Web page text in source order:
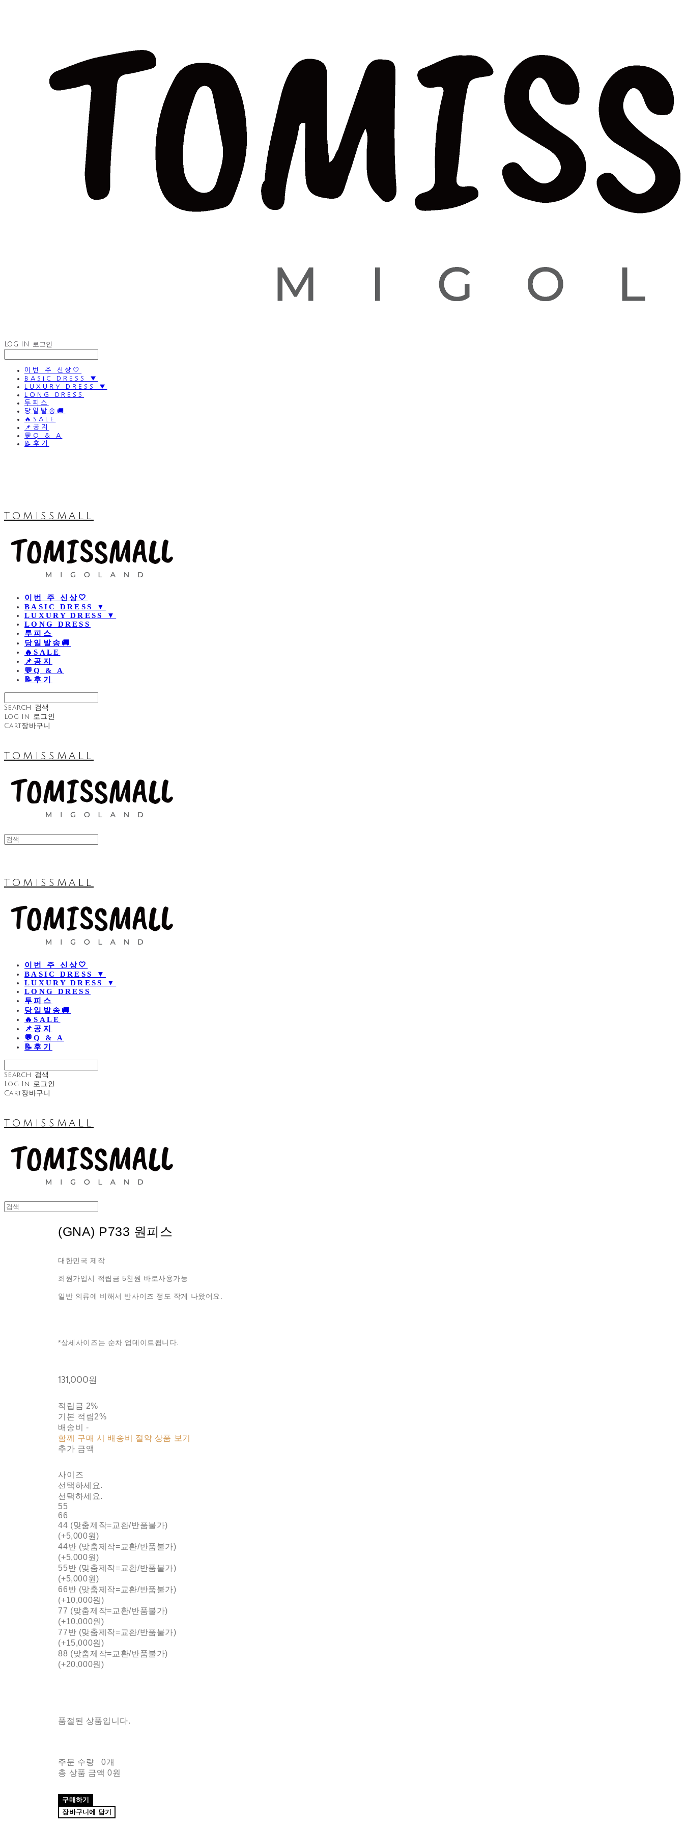
LOG IN 로그인
이번 주 신상🤍
BASIC DRESS ▼
LUXURY DRESS ▼
LONG DRESS
투피스
당일발송🚚
🔥SALE
📌공지
💬Q & A
📝후기
TOMISSMALL
이번 주 신상🤍
BASIC DRESS ▼
LUXURY DRESS ▼
LONG DRESS
투피스
당일발송🚚
🔥SALE
📌공지
💬Q & A
📝후기
Search 검색
Log In 로그인
Cart장바구니
TOMISSMALL
TOMISSMALL
이번 주 신상🤍
BASIC DRESS ▼
LUXURY DRESS ▼
LONG DRESS
투피스
당일발송🚚
🔥SALE
📌공지
💬Q & A
📝후기
Search 검색
Log In
로그인
Cart장바구니
TOMISSMALL
(GNA) P733 원피스
대한민국 제작
회원가입시 적립금 5천원 바로사용가능
일반 의류에 비해서 반사이즈 정도 작게 나왔어요.
*상세사이즈는 순차 업데이트됩니다.
131,000원
적립금 2%
기본 적립2%
배송비 -
함께 구매 시 배송비 절약 상품 보기
추가 금액
사이즈
선택하세요.
선택하세요.
55
66
44 (맞춤제작=교환/반품불가)
(+5,000원)
44반 (맞춤제작=교환/반품불가)
(+5,000원)
55반 (맞춤제작=교환/반품불가)
(+5,000원)
66반 (맞춤제작=교환/반품불가)
(+10,000원)
77 (맞춤제작=교환/반품불가)
(+10,000원)
77반 (맞춤제작=교환/반품불가)
(+15,000원)
88 (맞춤제작=교환/반품불가)
(+20,000원)
품절된 상품입니다.
주문 수량
0개
총 상품 금액 0원
구매하기
장바구니에 담기